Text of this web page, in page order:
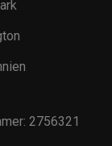
2756321